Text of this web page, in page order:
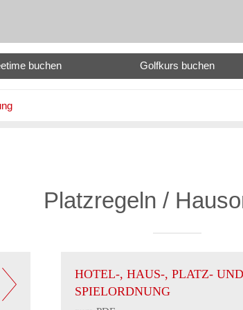
buchen Golfkurs buchen
Platzregeln /
HOTEL-, HAUS-, PLATZ- UND
SPIELORDNUNG